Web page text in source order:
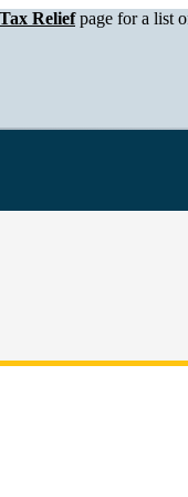
Reliefpage for a list